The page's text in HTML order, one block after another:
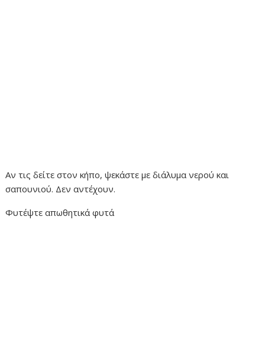
Αν τις δείτε στον κήπο, ψεκάστε με διάλυμα νερού και
σαπουνιού. Δεν αντέχουν.
Φυτέψτε απωθητικά φυτά